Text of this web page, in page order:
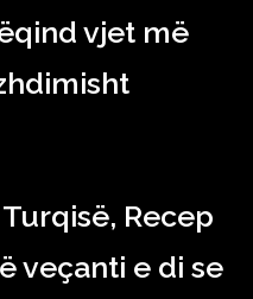
vjet më
Recep
veçanti e di se